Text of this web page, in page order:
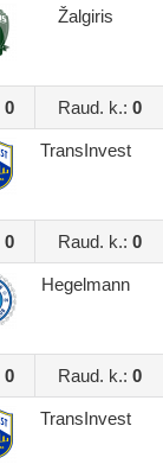
Žalgiris
0 Raud. k.: 0
TransInvest
0 Raud. k.: 0
Hegelmann
0 Raud. k.: 0
TransInvest